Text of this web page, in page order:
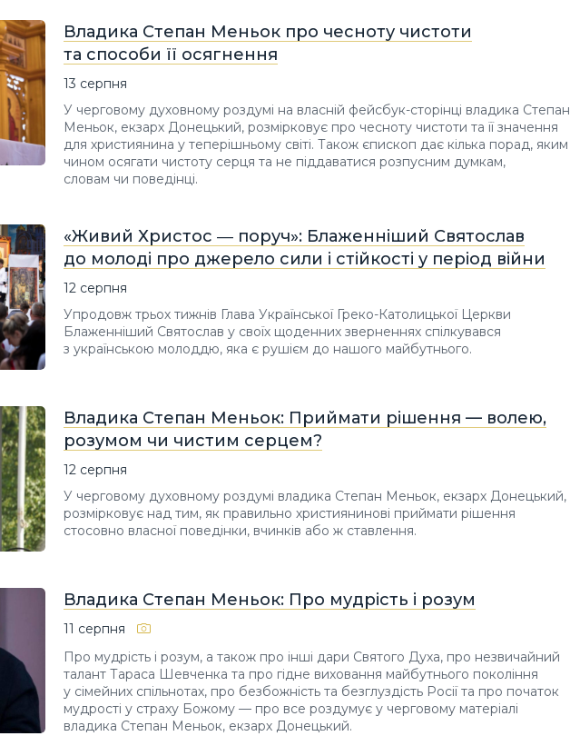
Владика Степан Меньок про чесноту чистоти
та способи її осягнення
13 серпня
У черговому духовному роздумі на власній фейсбук-сторінці владика Степан
Меньок, екзарх Донецький, розмірковує про чесноту чистоти та її значення
для християнина у теперішньому світі. Також єпископ дає кілька порад, яким
чином осягати чистоту серця та не піддаватися розпусним думкам,
словам чи поведінці.
«Живий Христос ― поруч»: Блаженніший Святослав
до молоді про джерело сили і стійкості у період війни
12 серпня
Упродовж трьох тижнів Глава Української Греко-Католицької Церкви
Блаженніший Святослав у своїх щоденних зверненнях спілкувався
з українською молоддю, яка є рушієм до нашого майбутнього.
Владика Степан Меньок: Приймати рішення — волею,
розумом чи чистим серцем?
12 серпня
У черговому духовному роздумі владика Степан Меньок, екзарх Донецький,
розмірковує над тим, як правильно християнинові приймати рішення
стосовно власної поведінки, вчинків або ж ставлення.
Владика Степан Меньок: Про мудрість і розум
11 серпня
Про мудрість і розум, а також про інші дари Святого Духа, про незвичайний
талант Тараса Шевченка та про гідне виховання майбутнього покоління
у сімейних спільнотах, про безбожність та безглуздість Росії та про початок
мудрості у страху Божому — про все роздумує у черговому матеріалі
владика Степан Меньок, екзарх Донецький.